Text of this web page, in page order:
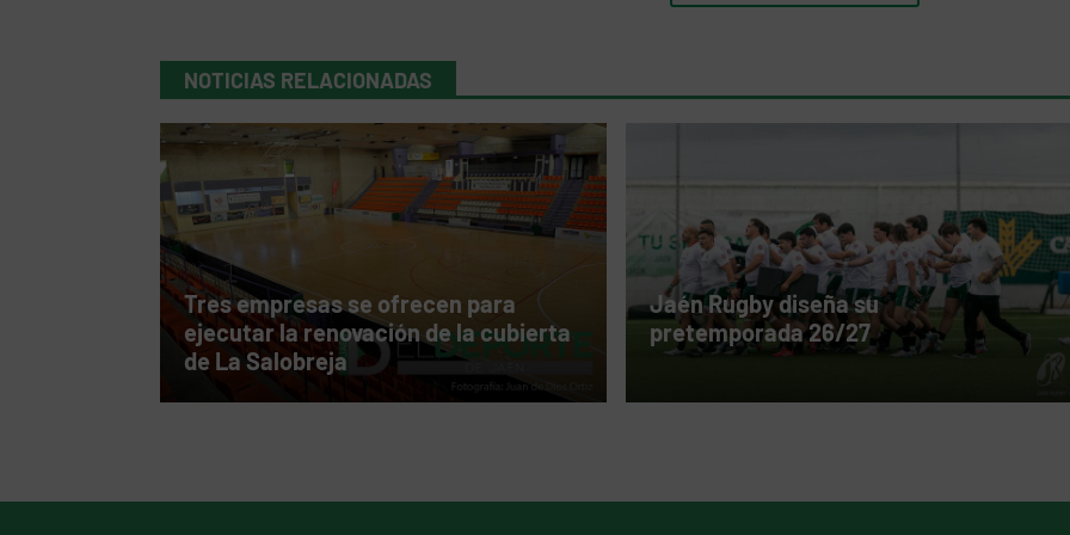
NOTICIAS RELACIONADAS
Tres empresas se ofrecen para
ejecutar la renovación de la cubierta
de La Salobreja
Jaén Rugby diseña su
pretemporada 26/27